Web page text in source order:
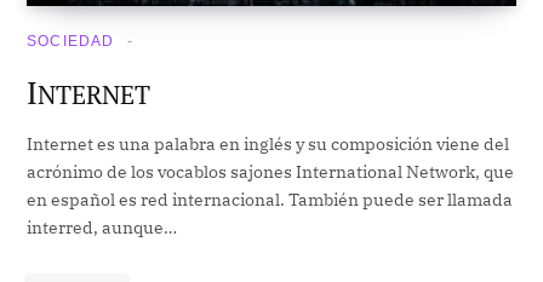
SOCIEDAD
INTERNET
Internet es una palabra en inglés y su composición viene del
acrónimo de los vocablos sajones International Network, que
en español es red internacional. También puede ser llamada
interred, aunque…